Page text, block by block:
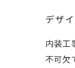
デザ
内装工
不可欠